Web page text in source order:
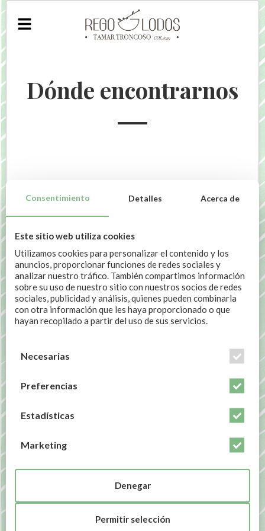
Dónde encontrarnos
Nombre *
Mensaje
Consentimiento Detalles Acerca de
Este sitio web utiliza cookies
Utilizamos cookies para personalizar el contenido y los
anuncios, proporcionar funciones de redes sociales y
analizar nuestro tráfico. También compartimos información
sobre su uso de nuestro sitio con nuestros socios de redes
sociales, publicidad y análisis, quienes pueden combinarla
con otra información que les haya proporcionado o que
hayan recopilado a partir del uso de sus servicios.
Necesarias
Preferencias
Estadísticas
Marketing
Denegar
Permitir selección